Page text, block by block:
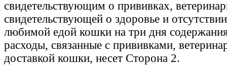
свидетельствующим о прививках,
свидетельствующей о здоровье и
любимой едой кошки на три дня
расходы, связанные с прививками,
доставкой кошки, несет Сторона 2.